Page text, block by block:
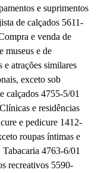
e suprimentos
de calçados 5611-
e venda de
museus e de
e atrações similares
exceto sob
calçados 4755-5/01
e residências
e pedicure 1412-
roupas íntimas e
4763-6/01
recreativos 5590-